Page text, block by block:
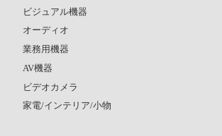
ビジュアル機器
オーディオ
業務用機器
AV機器
ビデオカメラ
家電/インテリア/小物